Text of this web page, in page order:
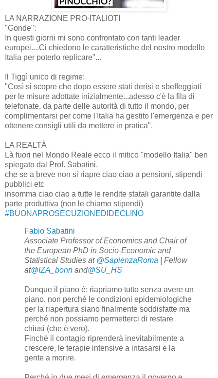
LA NARRAZIONE PRO-ITALIOTI
"Gonde":
In questi giorni mi sono confrontato con tanti leader
europei....Ci chiedono le caratteristiche del nostro modello
Italia per poterlo replicare"...
Il Tiggì unico di regime:
"Così si scopre che dopo essere stati derisi e sbeffeggiati
per le misure adottate inizialmente...adesso c'è la fila di
telefonate, da parte delle autorità di tutto il mondo, per
complimentarsi per come l'Italia ha gestito l'emergenza e per
ottenere consigli utili da mettere in pratica".
LA REALTÀ
Là fuori nel Mondo Reale ecco il mitico "modello Italia" ben
spiegato dal Prof. Sabatini,
che se a breve non si riapre ciao ciao a pensioni, stipendi
pubblici etc
insomma ciao ciao a tutte le rendite statali garantite dalla
parte produttiva (non le chiamo stipendi)
#BUONAPROSECUZIONEDIDECLINO
Fabio Sabatini
Associate Professor of Economics and Chair of
the European PhD in Socio-Economic and
Statistical Studies at @SapienzaRoma | Fellow
at@IZA_bonn and@SU_HS
Dunque il piano è: riapriamo tutto senza avere un
piano, non perché le condizioni epidemiologiche
per la riapertura siano finalmente soddisfatte ma
perché non possiamo permetterci di restare
chiusi (che è vero).
Finché il contagio riprenderà inevitabilmente a
crescere, le terapie intensive a intasarsi e la
gente a morire.